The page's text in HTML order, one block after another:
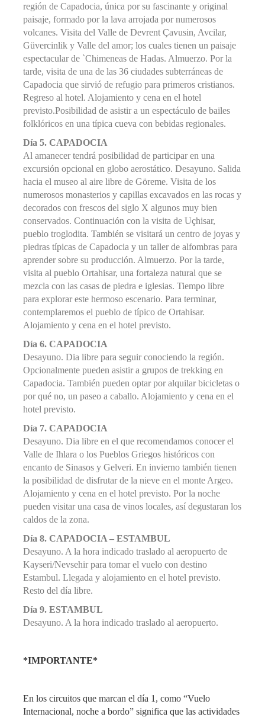
región de Capadocia, única por su fascinante y original
paisaje, formado por la lava arrojada por numerosos
volcanes. Visita del Valle de Devrent Çavusin, Avcilar,
Güvercinlik y Valle del amor; los cuales tienen un paisaje
espectacular de `Chimeneas de Hadas. Almuerzo. Por la
tarde, visita de una de las 36 ciudades subterráneas de
Capadocia que sirvió de refugio para primeros cristianos.
Regreso al hotel. Alojamiento y cena en el hotel
previsto.Posibilidad de asistir a un espectáculo de bailes
folklóricos en una típica cueva con bebidas regionales.
Día 5. CAPADOCIA
Al amanecer tendrá posibilidad de participar en una
excursión opcional en globo aerostático. Desayuno. Salida
hacia el museo al aire libre de Göreme. Visita de los
numerosos monasterios y capillas excavados en las rocas y
decorados con frescos del siglo X algunos muy bien
conservados. Continuación con la visita de Uçhisar,
pueblo troglodita. También se visitará un centro de joyas y
piedras típicas de Capadocia y un taller de alfombras para
aprender sobre su producción. Almuerzo. Por la tarde,
visita al pueblo Ortahisar, una fortaleza natural que se
mezcla con las casas de piedra e iglesias. Tiempo libre
para explorar este hermoso escenario. Para terminar,
contemplaremos el pueblo de típico de Ortahisar.
Alojamiento y cena en el hotel previsto.
Día 6. CAPADOCIA
Desayuno. Dia libre para seguir conociendo la región.
Opcionalmente pueden asistir a grupos de trekking en
Capadocia. También pueden optar por alquilar bicicletas o
por qué no, un paseo a caballo. Alojamiento y cena en el
hotel previsto.
Día 7. CAPADOCIA
Desayuno. Dia libre en el que recomendamos conocer el
Valle de Ihlara o los Pueblos Griegos históricos con
encanto de Sinasos y Gelveri. En invierno también tienen
la posibilidad de disfrutar de la nieve en el monte Argeo.
Alojamiento y cena en el hotel previsto. Por la noche
pueden visitar una casa de vinos locales, así degustaran los
caldos de la zona.
Día 8. CAPADOCIA – ESTAMBUL
Desayuno. A la hora indicado traslado al aeropuerto de
Kayseri/Nevsehir para tomar el vuelo con destino
Estambul. Llegada y alojamiento en el hotel previsto.
Resto del día libre.
Día 9. ESTAMBUL
Desayuno. A la hora indicado traslado al aeropuerto.
*IMPORTANTE*
En los circuitos que marcan el día 1, como “Vuelo
Internacional, noche a bordo” significa que las actividades